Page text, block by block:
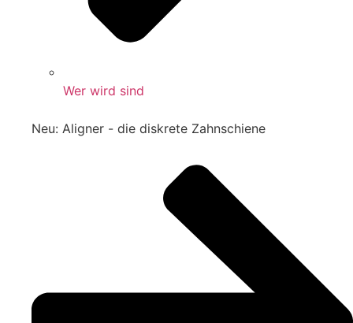
Wer wird sind
Neu: Aligner - die diskrete Zahnschiene